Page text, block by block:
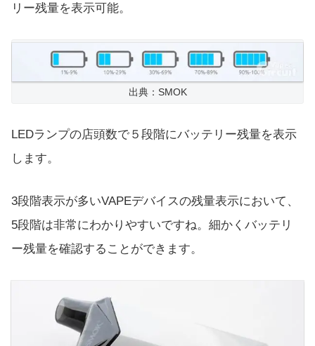
リー残量を表示可能。
出典：SMOK
LEDランプの店頭数で５段階にバッテリー残量を表示
します。
3段階表示が多いVAPEデバイスの残量表示において、
5段階は非常にわかりやすいですね。細かくバッテリ
ー残量を確認することができます。